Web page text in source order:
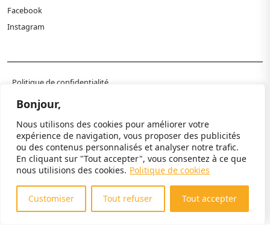
Bonjour,
Nous utilisons des cookies pour améliorer votre
expérience de navigation, vous proposer des publicités
ou des contenus personnalisés et analyser notre trafic.
En cliquant sur "Tout accepter", vous consentez à ce que
nous utilisions des cookies. Politique de cookies
Customiser Tout refuser Tout accepter
Facebook
Instagram
© 2024 Paléospace. Tous droits réservés.
Politique de confidentialité
Mentions légales